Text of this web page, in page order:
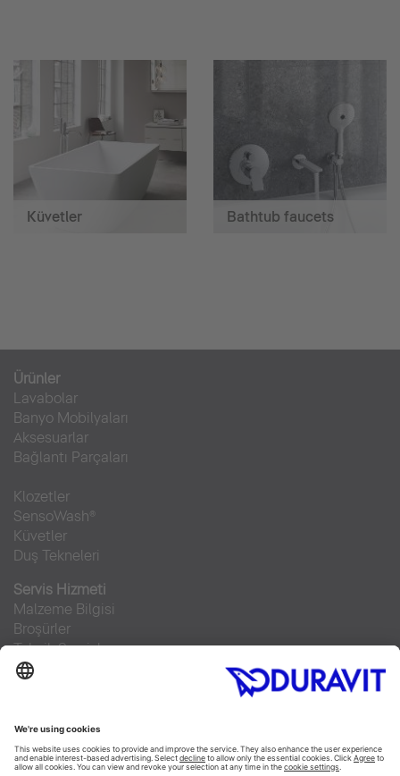
Küvetler Bathtub faucets
Ürünler
Lavabolar
Banyo Mobilyaları
Aksesuarlar
Bağlantı Parçaları
Klozetler
SensoWash®
Küvetler
Duş Tekneleri
Servis Hizmeti
Malzeme Bilgisi
Broşürler
Teknik Servisler
Sıkça sorulan sorular
Facebook
Instagram
Pinterest
RSS-Feed